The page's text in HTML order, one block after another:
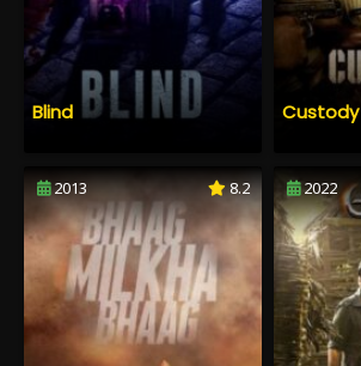
Blind Custody
2013 8.2 2022